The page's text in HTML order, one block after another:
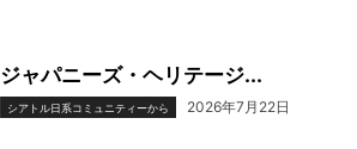
ジャパニーズ・ヘリテージ...
シアトル日系コミュニティーから 2026年7月22日